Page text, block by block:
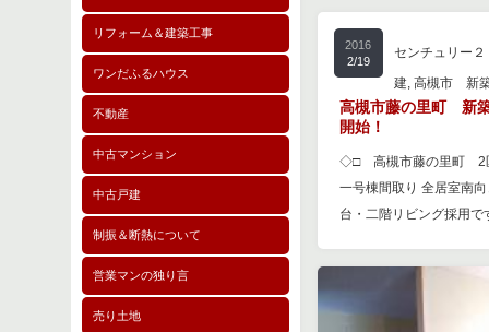
リフォーム＆建築工事
ワンだふるハウス
不動産
中古マンション
中古戸建
制振＆断熱について
営業マンの独り言
売り土地
2016
2/19
センチュリー
建, 高槻市 新
高槻市藤の里町 新
開始！
◇□ 高槻市藤の里町
一号棟間取り 全居室南
台・二階リビング採用